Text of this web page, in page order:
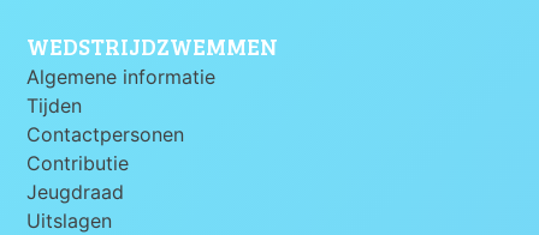
WEDSTRIJDZWEMMEN
Algemene informatie
Tijden
Contactpersonen
Contributie
Jeugdraad
Uitslagen